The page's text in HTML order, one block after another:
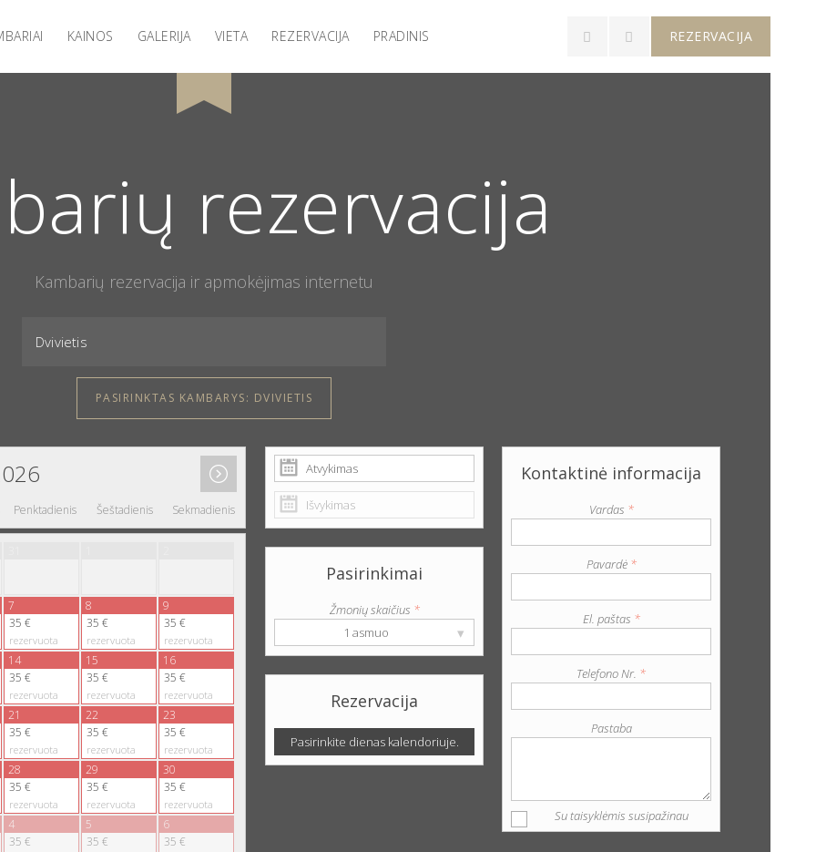
KAINOS GALERIJA VIETA REZERVACIJA PRADINIS REZERVACIJA
rezervacija
Kambarių rezervacija ir apmokėjimas internetu
Penktadienis Šeštadienis Sekmadienis
7
35 €
rezervuota
8
35 €
rezervuota
9
35 €
rezervuota
14
35 €
rezervuota
15
35 €
rezervuota
16
35 €
rezervuota
21
35 €
rezervuota
22
35 €
rezervuota
23
35 €
rezervuota
28
35 €
rezervuota
29
35 €
rezervuota
30
35 €
rezervuota
4
35 €
5
35 €
6
35 €
Pasirinkimai
Žmonių skaičius *
1 asmuo
▾
Rezervacija
Pasirinkite dienas kalendoriuje.
Kontaktinė informacija
Vardas *
Pavardė *
El. paštas *
Telefono Nr. *
Pastaba
Su taisyklėmis susipažinau